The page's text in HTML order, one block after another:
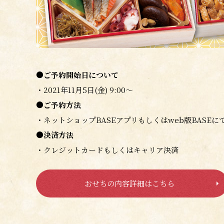
●ご予約開始日について
・2021年11月5日(金) 9:00～
●ご予約方法
・ネットショップBASEアプリもしくはweb版BASEに
●決済方法
・クレジットカードもしくはキャリア決済
おせちの内容詳細はこちら